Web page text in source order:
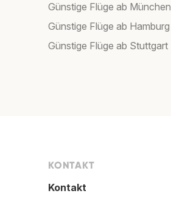
Günstige Flüge ab München
Günstige Flüge ab Hamburg
Günstige Flüge ab Stuttgart
KONTAKT
Kontakt